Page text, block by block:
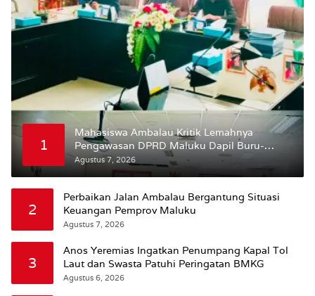
1
Mahasiswa Ambalau Kritik Lemahnya
Pengawasan DPRD Maluku Dapil Buru-
Bursel Terhadap Proses Perubahan Status
Jalan
Agustus 7, 2026
2
Perbaikan Jalan Ambalau Bergantung Situasi
Keuangan Pemprov Maluku
Agustus 7, 2026
3
Anos Yeremias Ingatkan Penumpang Kapal Tol
Laut dan Swasta Patuhi Peringatan BMKG
Agustus 6, 2026